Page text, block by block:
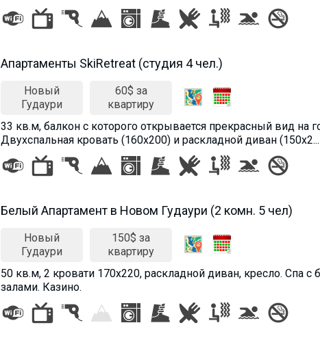
Aпартаменты SkiRetreat (студия 4 чел.)
Новый
Гудаури
60$ за
квартиру
33 кв.м, балкон с которого открывается прекрасный вид на
Двухспальная кровать (160х200) и раскладной диван (150х2...
Белый Апартамент в Новом Гудаури (2 комн. 5 чел)
Новый
Гудаури
150$ за
квартиру
50 кв.м, 2 кровати 170х220, раскладной диван, кресло. Спа
залами. Казино.